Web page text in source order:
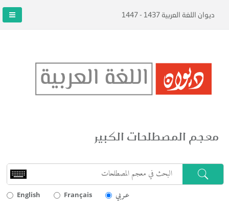
ديوان اللغة العربية 1437 - 1447
معجم المصطلحات الكبير
English Français عـربي